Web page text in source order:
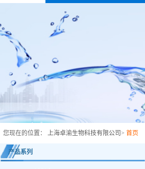
您现在的位置： 上海卓渝生物科技有限公司 > 首页
产品系列